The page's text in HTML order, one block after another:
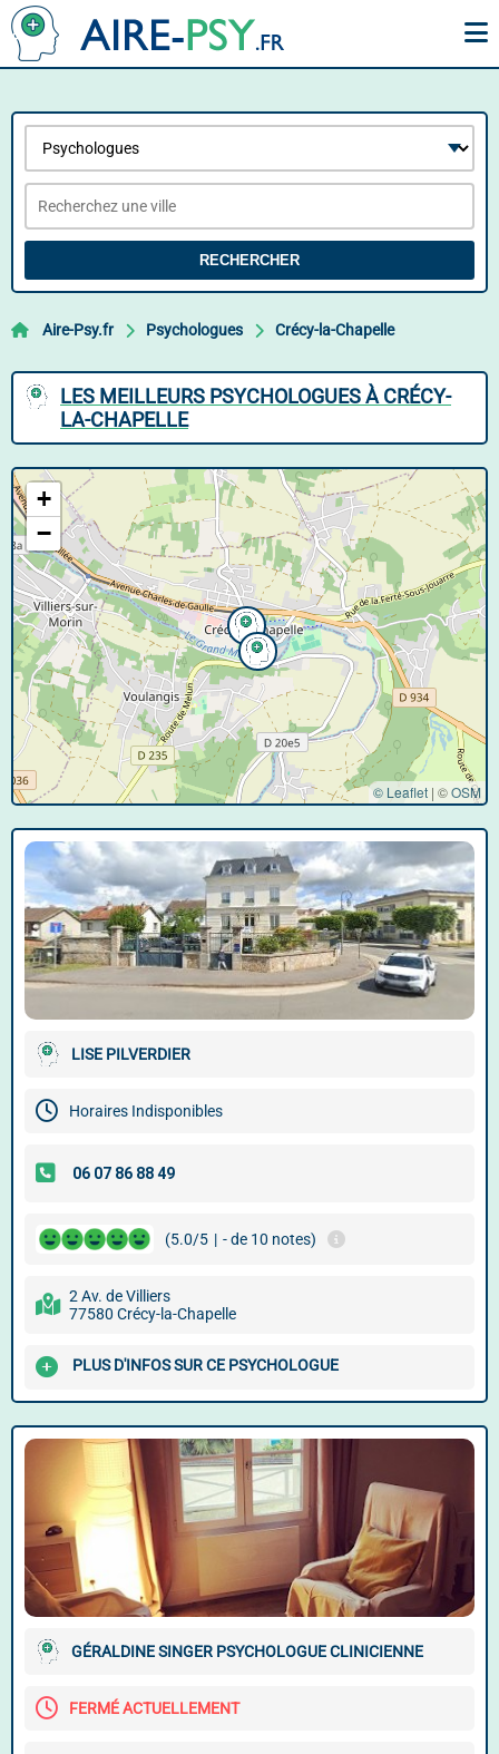
RECHERCHER
Aire-Psy.fr Psychologues Crécy-la-Chapelle
LES MEILLEURS PSYCHOLOGUES À CRÉCY-
LA-CHAPELLE
+
−
© Leaflet | ©OSM
LISE PILVERDIER
Horaires Indisponibles
(5.0/5 | - de 10 notes)
2 Av. de Villiers
77580 Crécy-la-Chapelle
PLUS D'INFOS SUR CE PSYCHOLOGUE
GÉRALDINE SINGER PSYCHOLOGUE CLINICIENNE
FERMÉ ACTUELLEMENT